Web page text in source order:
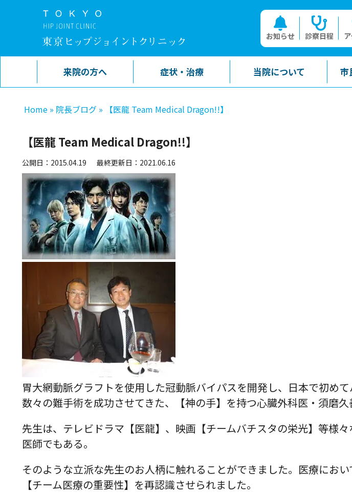
お知らせ 診察日程
来院の方へ 症状・治療 当院について 市
Home » 院長ブログ » 【医龍 Team Medical Dragon!!】
【医龍 Team Medical Dragon!!】
公開日：2015.04.19 最終更新日：2021.06.16
胃大網動脈グラフトを使用した冠動脈バイパスを開発し、日本で初め
数々の難手術を成功させてきた、【神の手】を持つ心臓外科医・須磨
先生は、 テレビドラマ【医龍】、映画【チームバチスタの栄光】等様
医師でもある。
そのような立派な先生のお人柄に触れることができました。医療におい
【チーム医療の重要性】を再認識させられました。